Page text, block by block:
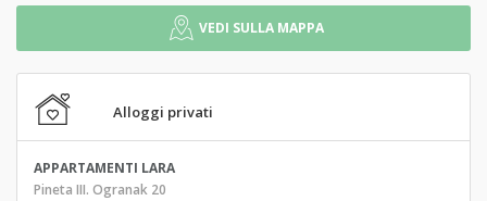
VEDI SULLA MAPPA
Alloggi privati
APPARTAMENTI LARA
Pineta III. Ogranak 20